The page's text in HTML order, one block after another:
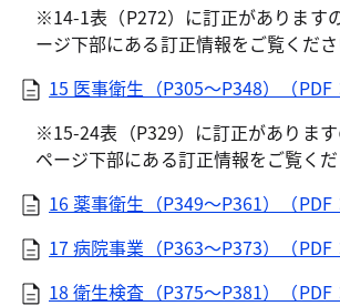
※14-1表（P272）に訂正があります
ージ下部にある訂正情報をご覧くださ
15 医事衛生（P305～P348）（PDF
※15-24表（P329）に訂正がありま
ページ下部にある訂正情報をご覧くだ
16 薬事衛生（P349～P361）（PDF
17 病院事業（P363～P373）（PDF
18 衛生検査（P375～P381）（PDF